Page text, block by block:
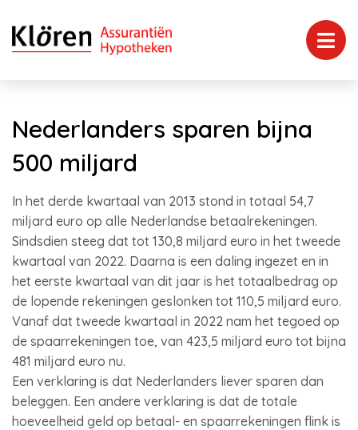
Nederlanders sparen bijna
500 miljard
In het derde kwartaal van 2013 stond in totaal 54,7
miljard euro op alle Nederlandse betaalrekeningen.
Sindsdien steeg dat tot 130,8 miljard euro in het tweede
kwartaal van 2022. Daarna is een daling ingezet en in
het eerste kwartaal van dit jaar is het totaalbedrag op
de lopende rekeningen geslonken tot 110,5 miljard euro.
Vanaf dat tweede kwartaal in 2022 nam het tegoed op
de spaarrekeningen toe, van 423,5 miljard euro tot bijna
481 miljard euro nu.
Een verklaring is dat Nederlanders liever sparen dan
beleggen. Een andere verklaring is dat de totale
hoeveelheid geld op betaal- en spaarrekeningen flink is